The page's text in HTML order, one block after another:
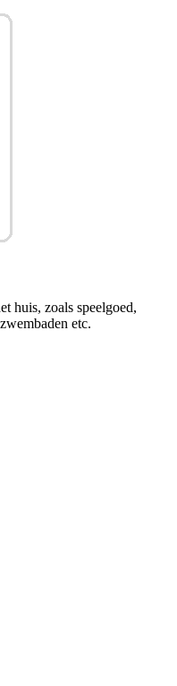
huis, zoals speelgoed,
etc.